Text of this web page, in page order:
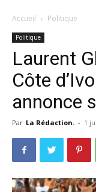
Accueil Politique
Politique
Laurent
Côte
annonce
Par La Rédaction. - 1